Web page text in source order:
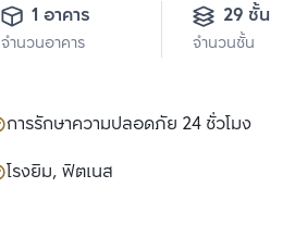
1 อาคาร
จำนวนอาคาร
29 ชั้น
จำนวนชั้น
การรักษาความปลอดภัย 24 ชั่วโมง
โรงยิม, ฟิตเนส